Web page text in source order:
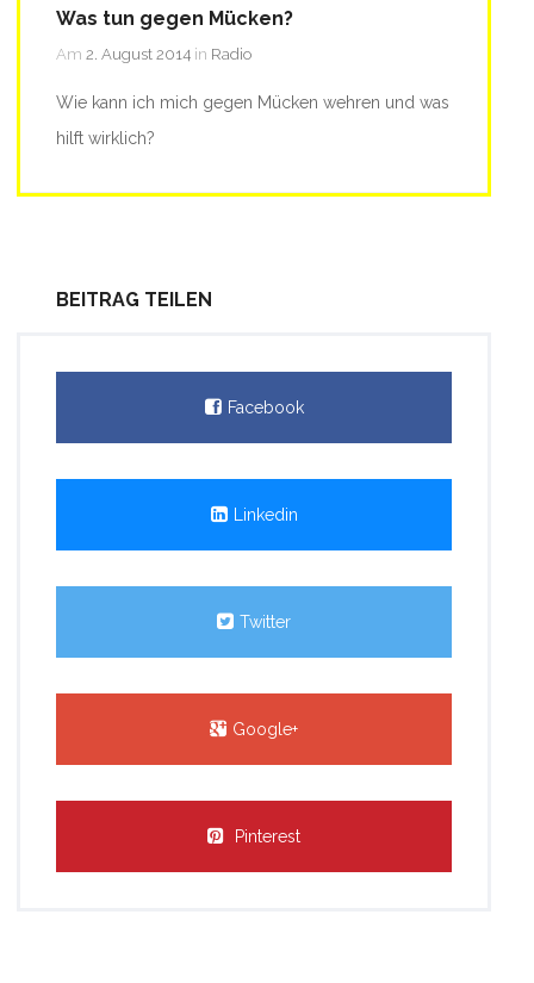
Was tun gegen Mücken?
Am 2. August 2014 in Radio
Wie kann ich mich gegen Mücken wehren und was
hilft wirklich?
BEITRAG TEILEN
Facebook
Linkedin
Twitter
Google+
Pinterest